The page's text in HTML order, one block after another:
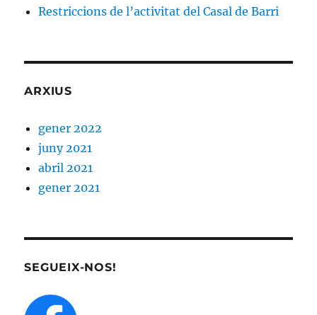
Restriccions de l’activitat del Casal de Barri
ARXIUS
gener 2022
juny 2021
abril 2021
gener 2021
SEGUEIX-NOS!